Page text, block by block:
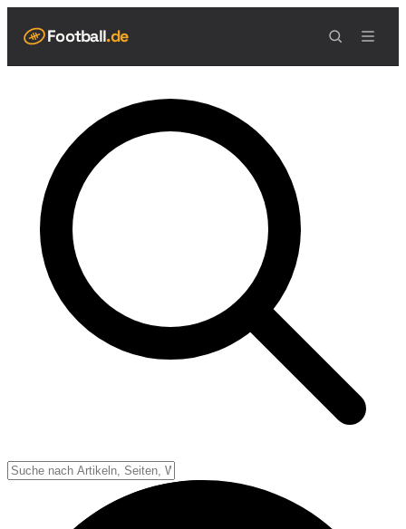
Football.de
Live Scores
Spielplan
Teams
Tabelle
Football Regeln
Punkte & Scoring